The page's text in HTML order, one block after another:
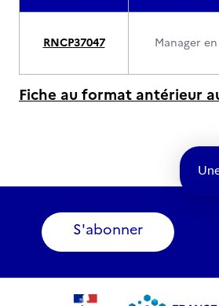
RNCP37047 Manager
Fiche au format antérieur
S'abonner